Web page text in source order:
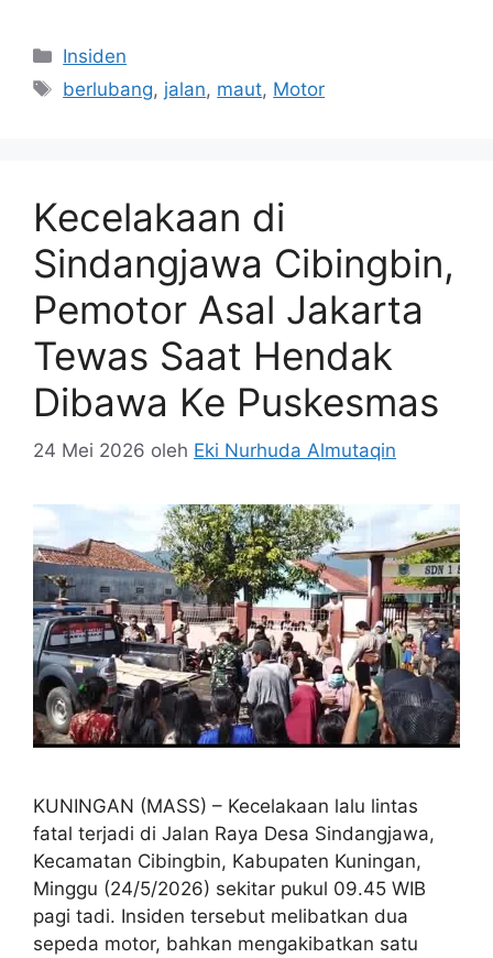
Kategori
Insiden
Tag
berlubang, jalan, maut, Motor
Kecelakaan di
Sindangjawa Cibingbin,
Pemotor Asal Jakarta
Tewas Saat Hendak
Dibawa Ke Puskesmas
24 Mei 2026 oleh Eki Nurhuda Almutaqin
KUNINGAN (MASS) – Kecelakaan lalu lintas
fatal terjadi di Jalan Raya Desa Sindangjawa,
Kecamatan Cibingbin, Kabupaten Kuningan,
Minggu (24/5/2026) sekitar pukul 09.45 WIB
pagi tadi. Insiden tersebut melibatkan dua
sepeda motor, bahkan mengakibatkan satu